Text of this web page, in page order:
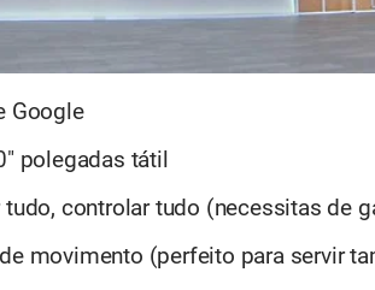
Google
polegadas tátil
tudo, controlar tudo (necessitas de
movimento (perfeito para servir